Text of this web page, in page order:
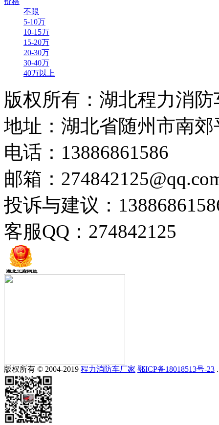
不限
5-10万
10-15万
15-20万
20-30万
30-40万
40万以上
版权所有：湖北程力消
地址：湖北省随州市南
电话：13886861586
邮箱：
投诉与建议：
客服QQ：274842125
版权所有 © 2004-2019 程力消防车厂家 鄂ICP备18018513号-23 .